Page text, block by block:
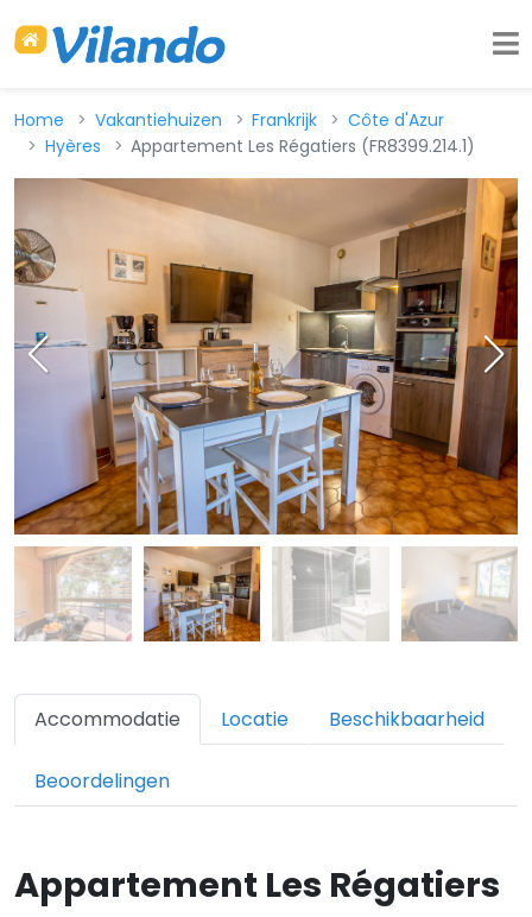
Home Vakantiehuizen Frankrijk
Côte d'Azur
Hyères
Appartement Les Régatiers (FR8399.214.1)
Accommodatie Locatie Beschikbaarheid
Beoordelingen
Appartement Les Régatiers